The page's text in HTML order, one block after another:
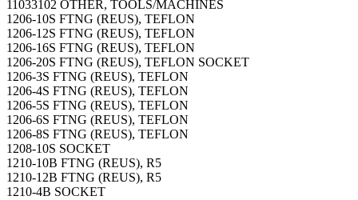
11033102 OTHER, TOOLS/MACHINES
1206-10S FTNG (REUS), TEFLON
1206-12S FTNG (REUS), TEFLON
1206-16S FTNG (REUS), TEFLON
1206-20S FTNG (REUS), TEFLON SOCKET
1206-3S FTNG (REUS), TEFLON
1206-4S FTNG (REUS), TEFLON
1206-5S FTNG (REUS), TEFLON
1206-6S FTNG (REUS), TEFLON
1206-8S FTNG (REUS), TEFLON
1208-10S SOCKET
1210-10B FTNG (REUS), R5
1210-12B FTNG (REUS), R5
1210-4B SOCKET